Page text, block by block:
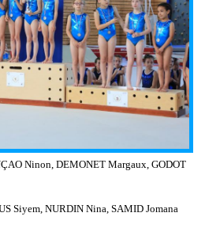
Ninon, DEMONET Margaux, GODOT
Siyem, NURDIN Nina, SAMID Jomana